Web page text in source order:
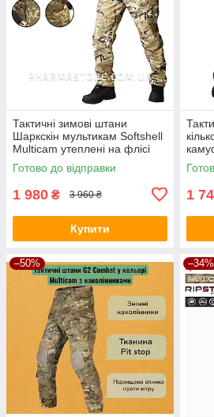
Тактичні зимові штани
Шаркскін мультикам Softshell
Multicam утеплені на флісі
Готово до відправки
1 980 ₴ 3 960 ₴
Купити
1
–50% –34%